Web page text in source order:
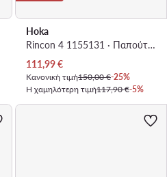
Hoka
Rincon 4 1155131 · Παπούτσια για Τρέξιμο
Τρέχουσα τιμή
111,99€
Κανονική τιμή150,00 €-25%
Η χαμηλότερη τιμή117,90 €-5%